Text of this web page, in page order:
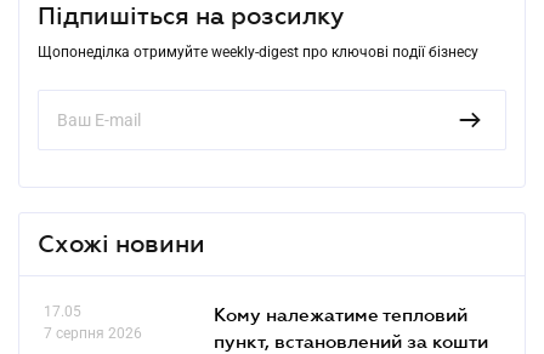
Підпишіться на розсилку
Щопонеділка отримуйте weekly-digest про ключові події бізнесу
Схожі новини
17.05
7 серпня 2026
Кому належатиме тепловий
пункт, встановлений за кошти